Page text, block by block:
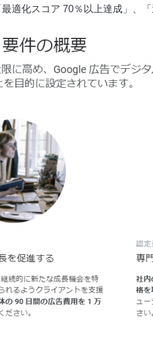
適化スコア 70％以上達成」、